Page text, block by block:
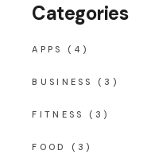
Categories
APPS (4)
BUSINESS (3)
FITNESS (3)
FOOD (3)